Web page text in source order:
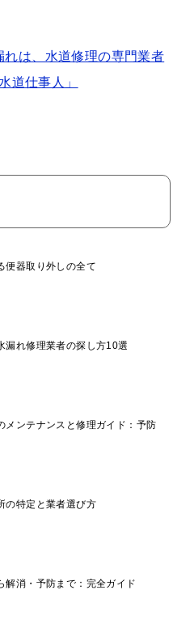
は、水道修理の専門業者
道仕事人」
便器取り外しの全て
漏れ修理業者の探し方10選
メンテナンスと修理ガイド：予防
の特定と業者選び方
解消・予防まで：完全ガイド